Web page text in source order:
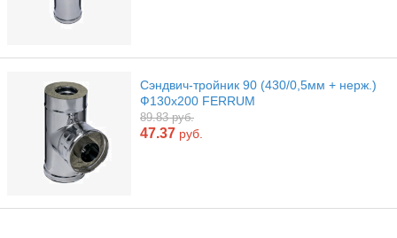
Сэндвич-тройник 90 (430/0,5мм + нерж.)
Ф130х200 FERRUM
89.83 руб.
47.37 руб.